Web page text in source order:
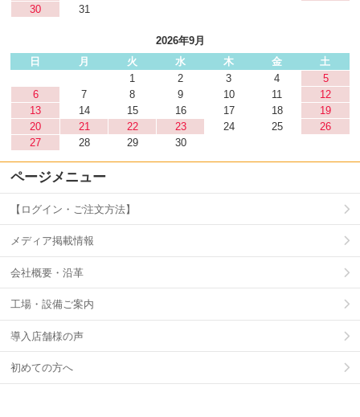
30
31
2026年9月
日
月 火 水 木 金
土
1
2 3 4
5
6
7 8 9 10 11
12
13
14 15 16 17 18
19
20
21 22 23 24 25
26
27
28 29 30
ページメニュー
【ログイン・ご注文方法】
メディア掲載情報
会社概要・沿革
工場・設備ご案内
導入店舗様の声
初めての方へ